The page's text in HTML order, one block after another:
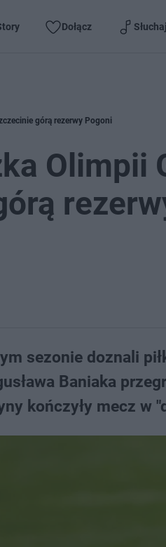
Dołącz Słuchaj
górą rezerwy Pogoni
Olimpii
sezonie doznali
Baniaka
kończyły mecz w